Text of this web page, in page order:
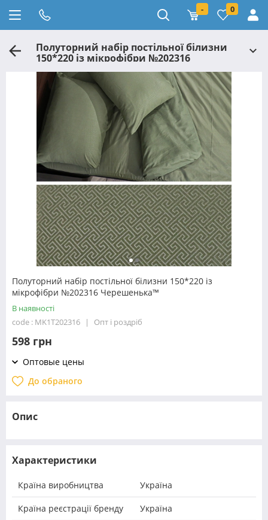
- 0
Полуторний набір постільної білизни
150*220 із мікрофібри №202316
Черешенька™
Полуторний набір постільної білизни 150*220 із
мікрофібри №202316 Черешенька™
В наявності
code : MK1T202316
Опт і роздріб
598 грн
Оптовые цены
До обраного
Опис
Характеристики
Країна виробництва Україна
Країна реєстрації бренду Україна